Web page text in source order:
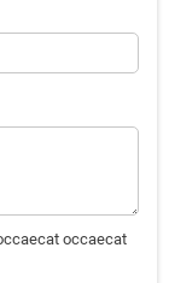
occaecat